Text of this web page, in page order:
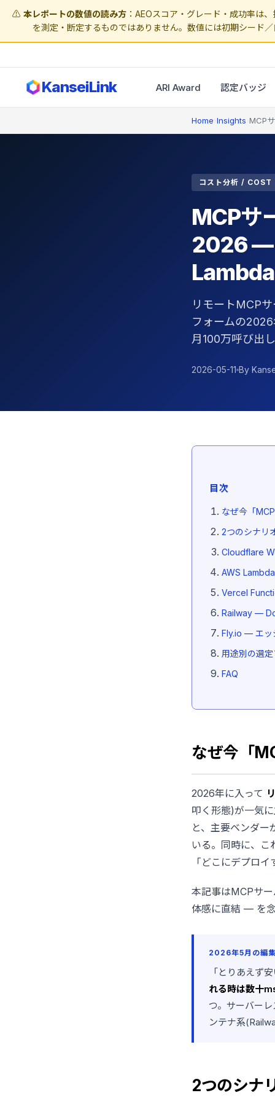
⚠️ 本レポートの数値の読み方：AEOスコア・グレード・成功率は
を測定・断定するものではありません。数値には初期シード
KanseiLink ARI Award 認定バッジ
Home Insights MCP
コスト分析 / COST
MCPサ
2026 —
リモートMCP
フォームの
月100万呼び出
2026-05-11 By
目次
なぜ今「
2つのシナリ
Cloudflare
AWS
Vercel
Railway —
Fly.io — エッ
用途別の選
FAQ
なぜ今「
2026年に入って
叩く形態)が一気
と、主要ベンダ
いる。同時に、こ
「どこにデプロ
本記事はMCPサ
体感に直結 — を
2026年5月の編
「とりあえず
れる時は数十
つ。サーバー
ンテナ系
2つのシナ